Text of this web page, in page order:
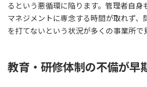
るという悪循環に陥ります。管理者自身
マネジメントに専念する時間が取れず、
を打てないという状況が多くの事業所で
教育・研修体制の不備が早